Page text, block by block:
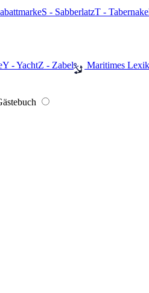
S - SabberlatzT -
Y - YachtZ - Zabel Maritimes